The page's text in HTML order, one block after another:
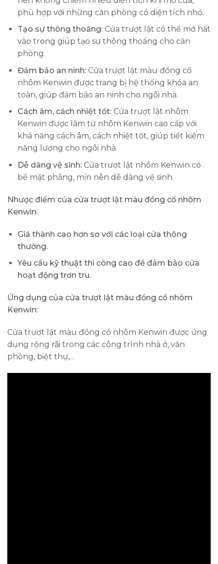
phù hợp với những căn phòng có diện tích nhỏ.
Tạo sự thông thoáng:Cửa trượt lật có thể mở hất
vào trong giúp tạo sự thông thoáng cho căn
phòng.
Đảm bảo an ninh:Cửa trượt lật màu đồng cổ
nhôm Kenwin được trang bị hệ thống khóa an
toàn, giúp đảm bảo an ninh cho ngôi nhà.
Cách âm, cách nhiệt tốt:Cửa trượt lật nhôm
Kenwin được làm từ nhôm Kenwin cao cấp với
khả năng cách âm, cách nhiệt tốt, giúp tiết kiệm
năng lượng cho ngôi nhà.
Dễ dàng vệ sinh:Cửa trượt lật nhôm Kenwin có
bề mặt phẳng, mịn nên dễ dàng vệ sinh.
Nhược điểm của cửa trượt lật màu đồng cổ nhôm
Kenwin:
Giá thành cao hơn so với các loại cửa thông
thường.
Yêu cầu kỹ thuật thi công cao để đảm bảo cửa
hoạt động trơn tru.
Ứng dụng của cửa trượt lật màu đồng cổ nhôm
Kenwin:
Cửa trượt lật màu đồng cổ nhôm Kenwin được ứng
dụng rộng rãi trong các công trình nhà ở, văn
phòng, biệt thự,…